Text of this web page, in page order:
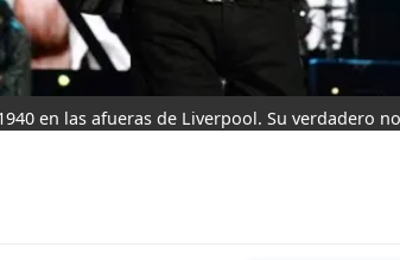
en las afueras de Liverpool. Su verdadero